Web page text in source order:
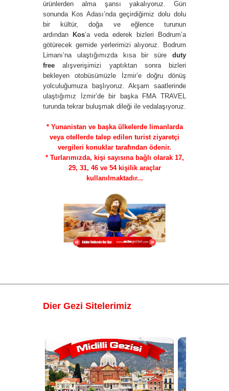
ürünlerden alma şansı yakalıyoruz. Gün
sonunda Kos Adası’nda geçirdiğimiz dolu dolu
bir kültür, doğa ve eğlence turunun
ardından
Kos’a veda ederek bizleri Bodrum’a
götürecek gemide yerlerimizi alıyoruz. Bodrum
Limanı’na ulaştığımızda kısa bir süre duty
free alışverişimizi yaptıktan sonra bizleri
bekleyen otobüsümüzle İzmir’e doğru dönüş
yolculuğumuza başlıyoruz. Akşam saatlerinde
ulaştığımız İzmir’de bir başka FMA TRAVEL
turunda tekrar buluşmak dileği ile vedalaşıyoruz.
* Yunanistan ve başka ülkelerde limanlarda
veya otellerde talep edilen turist ziyaretçi
vergileri konuklar tarafından ödenir.
* Turlarımızda, kişi sayısına bağlı olarak 17,
29, 31, 46 ve 54 kişilik araçlar
kullanılmaktadır...
Dier Gezi Sitelerimiz